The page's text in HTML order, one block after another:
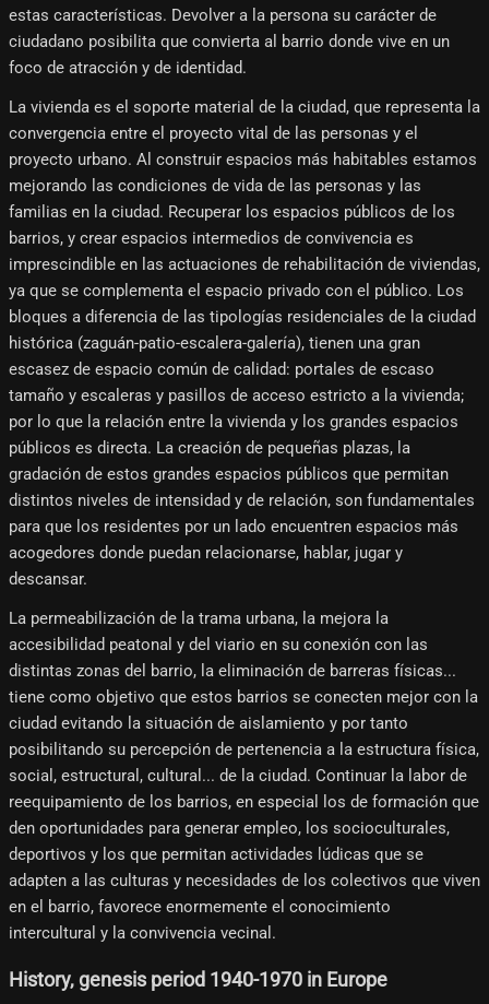
estas características. Devolver a la persona su carácter de
ciudadano posibilita que convierta al barrio donde vive en un
foco de atracción y de identidad.
La vivienda es el soporte material de la ciudad, que representa la
convergencia entre el proyecto vital de las personas y el
proyecto urbano. Al construir espacios más habitables estamos
mejorando las condiciones de vida de las personas y las
familias en la ciudad. Recuperar los espacios públicos de los
barrios, y crear espacios intermedios de convivencia es
imprescindible en las actuaciones de rehabilitación de viviendas,
ya que se complementa el espacio privado con el público. Los
bloques a diferencia de las tipologías residenciales de la ciudad
histórica (zaguán-patio-escalera-galería), tienen una gran
escasez de espacio común de calidad: portales de escaso
tamaño y escaleras y pasillos de acceso estricto a la vivienda;
por lo que la relación entre la vivienda y los grandes espacios
públicos es directa. La creación de pequeñas plazas, la
gradación de estos grandes espacios públicos que permitan
distintos niveles de intensidad y de relación, son fundamentales
para que los residentes por un lado encuentren espacios más
acogedores donde puedan relacionarse, hablar, jugar y
descansar.
La permeabilización de la trama urbana, la mejora la
accesibilidad peatonal y del viario en su conexión con las
distintas zonas del barrio, la eliminación de barreras físicas...
tiene como objetivo que estos barrios se conecten mejor con la
ciudad evitando la situación de aislamiento y por tanto
posibilitando su percepción de pertenencia a la estructura física,
social, estructural, cultural... de la ciudad. Continuar la labor de
reequipamiento de los barrios, en especial los de formación que
den oportunidades para generar empleo, los socioculturales,
deportivos y los que permitan actividades lúdicas que se
adapten a las culturas y necesidades de los colectivos que viven
en el barrio, favorece enormemente el conocimiento
intercultural y la convivencia vecinal.
History, genesis period 1940-1970 in Europe